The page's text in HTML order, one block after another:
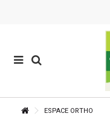
ESPACE ORTHO